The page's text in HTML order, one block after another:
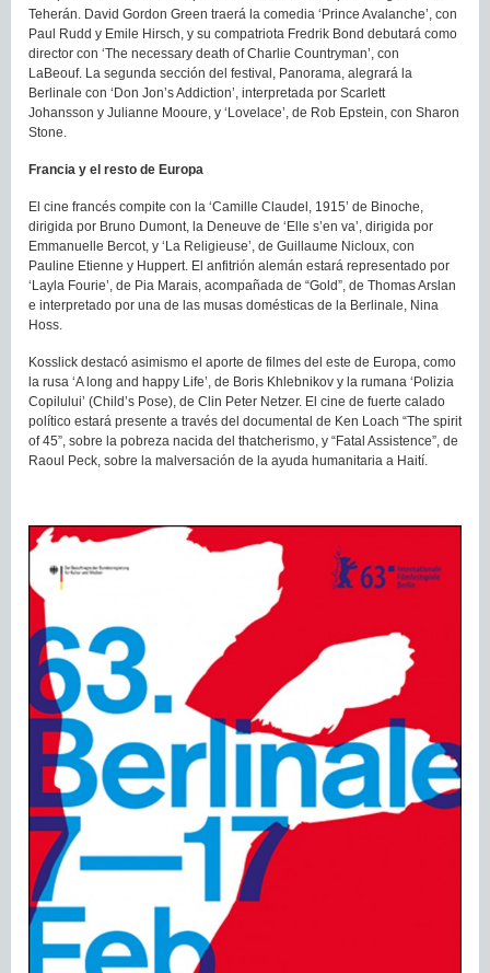
Teherán. David Gordon Green traerá la comedia ‘Prince Avalanche’, con
Paul Rudd y Emile Hirsch, y su compatriota Fredrik Bond debutará como
director con ‘The necessary death of Charlie Countryman’, con
LaBeouf. La segunda sección del festival, Panorama, alegrará la
Berlinale con ‘Don Jon’s Addiction’, interpretada por Scarlett
Johansson y Julianne Mooure, y ‘Lovelace’, de Rob Epstein, con Sharon
Stone.
Francia y el resto de Europa
El cine francés compite con la ‘Camille Claudel, 1915’ de Binoche,
dirigida por Bruno Dumont, la Deneuve de ‘Elle s’en va’, dirigida por
Emmanuelle Bercot, y ‘La Religieuse’, de Guillaume Nicloux, con
Pauline Etienne y Huppert. El anfitrión alemán estará representado por
‘Layla Fourie’, de Pia Marais, acompañada de “Gold”, de Thomas Arslan
e interpretado por una de las musas domésticas de la Berlinale, Nina
Hoss.
Kosslick destacó asimismo el aporte de filmes del este de Europa, como
la rusa ‘A long and happy Life’, de Boris Khlebnikov y la rumana ‘Polizia
Copilului’ (Child’s Pose), de Clin Peter Netzer. El cine de fuerte calado
político estará presente a través del documental de Ken Loach “The spirit
of 45”, sobre la pobreza nacida del thatcherismo, y “Fatal Assistence”, de
Raoul Peck, sobre la malversación de la ayuda humanitaria a Haití.